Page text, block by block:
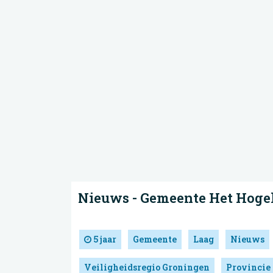
Nieuws - Gemeente Het
5 jaar Gemeente Laag Nieuws
Veiligheidsregio Groningen Provincie